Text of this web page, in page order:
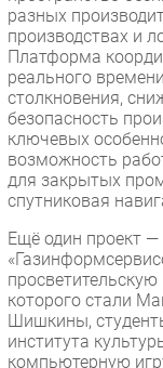
разных
производствах и
Платформа
реального
столкновения,
безопасность
ключевых
возможность
для закрытых
спутниковая
Ещё один проект
которого стали
Шишкины,
института
компьютерную